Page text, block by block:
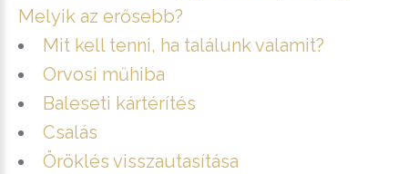
Melyik az erősebb?
Mit kell tenni, ha találunk valamit?
Orvosi műhiba
Baleseti kártérítés
Csalás
Öröklés visszautasítása